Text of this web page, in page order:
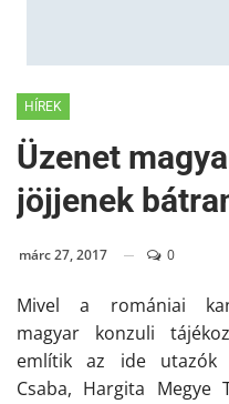
HÍREK
Üzenet
jöjjenek
márc 27, 2017 0
Mivel a romániai
magyar konzuli
említik az ide utazók
Csaba, Hargita Megye